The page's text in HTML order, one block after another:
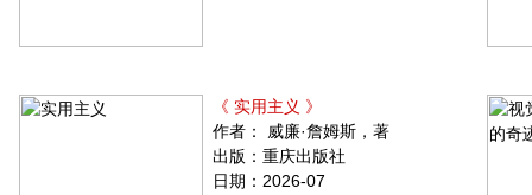
《 实用主义 》
作者： 威廉·詹姆斯，著
出版：重庆出版社
日期：2026-07